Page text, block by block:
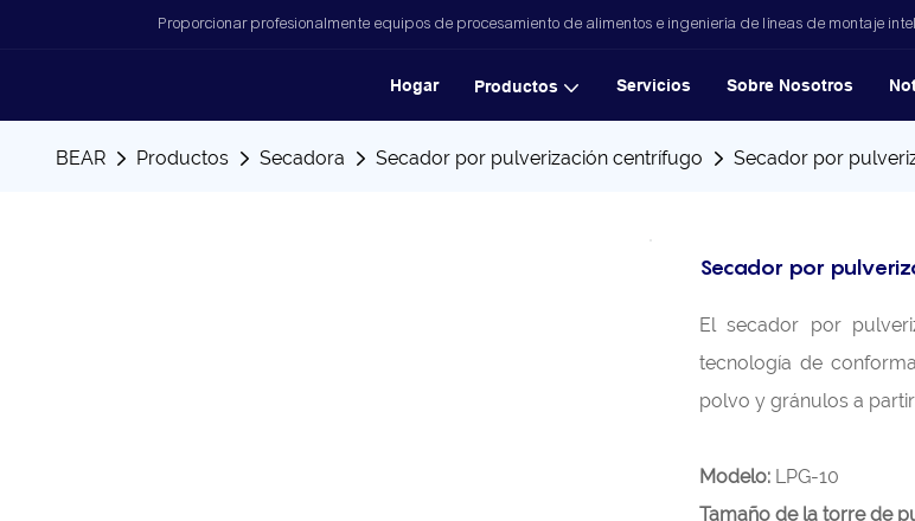
Proporcionar profesionalmente equipos de procesamiento de alimentos e ingeniería de líneas de montaje
Hogar Productos Servicios Sobre Nosotros
BEAR Productos Secadora Secador por pulverización centrífugo Secador por
Secador por
El secador por
tecnología de
polvo y gránulos a
Modelo: LPG-10
Tamaño de la torre de